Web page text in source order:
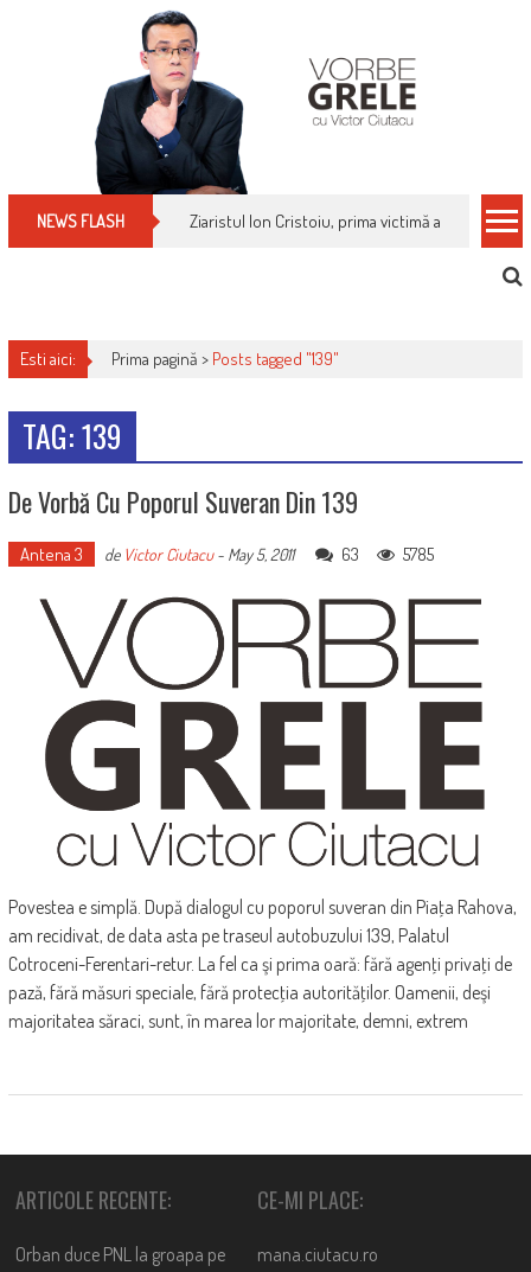
NEWS FLASH Ziaristul Ion Cristoiu, prima victimă a noi
Esti aici: Prima pagină > Posts tagged "139"
TAG: 139
De Vorbă Cu Poporul Suveran Din 139
Antena 3 de Victor Ciutacu- May 5, 2011 63 5785
Povestea e simplă. După dialogul cu poporul suveran din Piaţa Rahova,
am recidivat, de data asta pe traseul autobuzului 139, Palatul
Cotroceni-Ferentari-retur. La fel ca şi prima oară: fără agenţi privaţi de
pază, fără măsuri speciale, fără protecţia autorităţilor. Oamenii, deşi
majoritatea săraci, sunt, în marea lor majoritate, demni, extrem
ARTICOLE RECENTE:
Orban duce PNL la groapa pe
CE-MI PLACE:
mana.ciutacu.ro